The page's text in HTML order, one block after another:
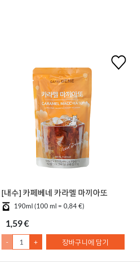
[내수] 카페베네 카라멜 마끼아또
190ml (100 ml = 0,84 €)
1,59 €
- + 장바구니에 담기